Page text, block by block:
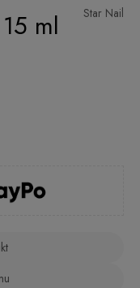
Star Nail
ml